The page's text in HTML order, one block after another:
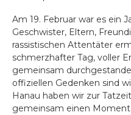
Am 19. Februar war es ein
Geschwister, Eltern,
rassistischen Attentäter
schmerzhafter Tag, voller
gemeinsam
offiziellen Gedenken sind
Hanau haben wir zur
gemeinsam einen